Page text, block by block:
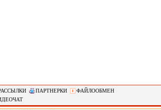
ПАРТНЕРКИ
ФАЙЛООБМЕН